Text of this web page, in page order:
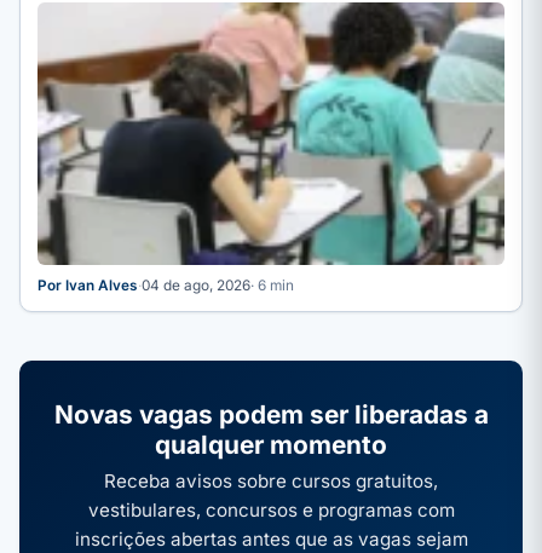
Por Ivan Alves·04 de ago, 2026· 6 min
Novas vagas podem ser liberadas a
qualquer momento
Receba avisos sobre cursos gratuitos,
vestibulares, concursos e programas com
inscrições abertas antes que as vagas sejam